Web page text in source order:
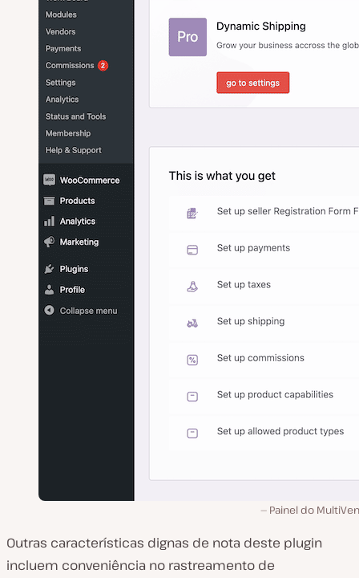
Painel do
Outras características dignas de nota deste plugin
incluem conveniência no rastreamento de